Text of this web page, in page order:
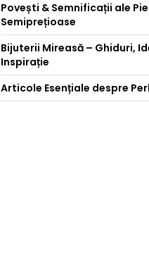
Povești & Semnificații ale
Semiprețioase
Bijuterii Mireasă – Ghiduri,
Inspirație
Articole Esențiale despre